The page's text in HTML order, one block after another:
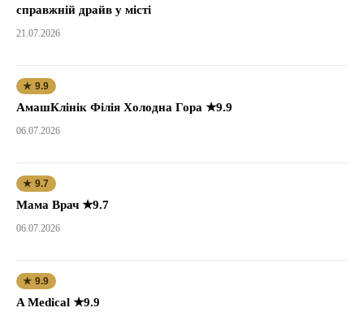
справжній драйв у місті
21.07.2026
★ 9.9
АмашКлінік Філія Холодна Гора ★9.9
06.07.2026
★ 9.7
Мама Врач ★9.7
06.07.2026
★ 9.9
A Medical ★9.9